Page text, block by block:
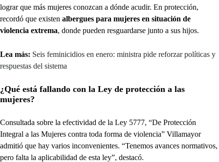
lograr que más mujeres conozcan a dónde acudir. En protección,
recordó que existen albergues para mujeres en situación de
violencia extrema, donde pueden resguardarse junto a sus hijos.
Lea más: Seis feminicidios en enero: ministra pide reforzar políticas y
respuestas del sistema
¿Qué está fallando con la Ley de protección a las
mujeres?
Consultada sobre la efectividad de la Ley 5777, “De Protección
Integral a las Mujeres contra toda forma de violencia” Villamayor
admitió que hay varios inconvenientes. “Tenemos avances normativos,
pero falta la aplicabilidad de esta ley”, destacó.